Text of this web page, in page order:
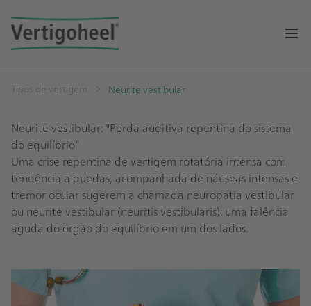
Tipos de vertigem Neurite vestibular
Neurite vestibular: "Perda auditiva repentina do sistema
do equilíbrio”
Uma crise repentina de vertigem rotatória intensa com
tendência a quedas, acompanhada de náuseas intensas e
tremor ocular sugerem a chamada neuropatia vestibular
ou neurite vestibular (neuritis vestibularis): uma falência
aguda do órgão do equilíbrio em um dos lados.